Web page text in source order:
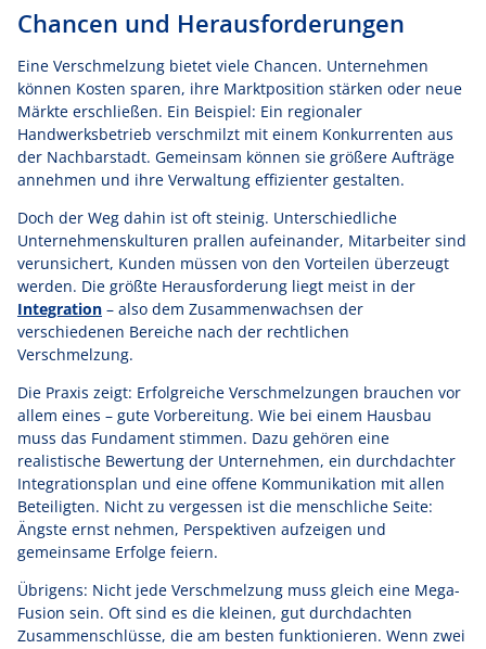
Chancen und Herausforderungen
Eine Verschmelzung bietet viele Chancen. Unternehmen
können Kosten sparen, ihre Marktposition stärken oder neue
Märkte erschließen. Ein Beispiel: Ein regionaler
Handwerksbetrieb verschmilzt mit einem Konkurrenten aus
der Nachbarstadt. Gemeinsam können sie größere Aufträge
annehmen und ihre Verwaltung effizienter gestalten.
Doch der Weg dahin ist oft steinig. Unterschiedliche
Unternehmenskulturen prallen aufeinander, Mitarbeiter sind
verunsichert, Kunden müssen von den Vorteilen überzeugt
werden. Die größte Herausforderung liegt meist in der
Integration – also dem Zusammenwachsen der
verschiedenen Bereiche nach der rechtlichen
Verschmelzung.
Die Praxis zeigt: Erfolgreiche Verschmelzungen brauchen vor
allem eines – gute Vorbereitung. Wie bei einem Hausbau
muss das Fundament stimmen. Dazu gehören eine
realistische Bewertung der Unternehmen, ein durchdachter
Integrationsplan und eine offene Kommunikation mit allen
Beteiligten. Nicht zu vergessen ist die menschliche Seite:
Ängste ernst nehmen, Perspektiven aufzeigen und
gemeinsame Erfolge feiern.
Übrigens: Nicht jede Verschmelzung muss gleich eine Mega-
Fusion sein. Oft sind es die kleinen, gut durchdachten
Zusammenschlüsse, die am besten funktionieren. Wenn zwei